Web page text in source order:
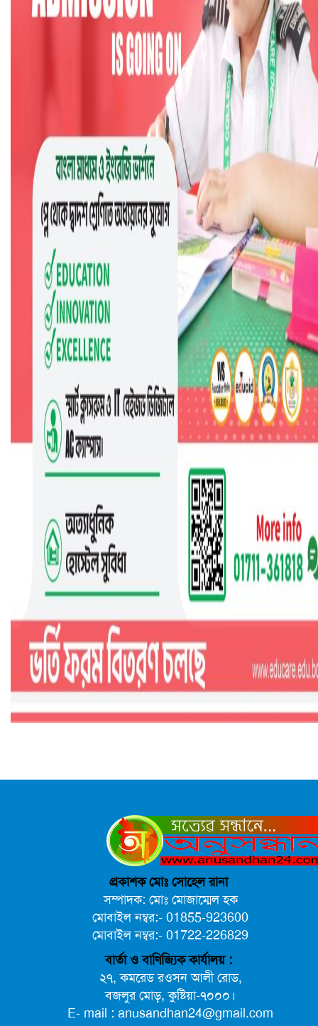
প্রকাশক মোঃ সোহেল রানা
সম্পাদক: মোঃ মোজাম্মেল হক
মোবাইল নম্বর:- 01855-923600
মোবাইল নম্বর:- 01722-226829
বার্তা ও বাণিজ্যিক কার্যালয় :
২৭, কমরেড রওসন আলী রোড,
বজলুর মোড়, কুষ্টিয়া-৭০০০।
E- mail : anusandhan24@gmail.com